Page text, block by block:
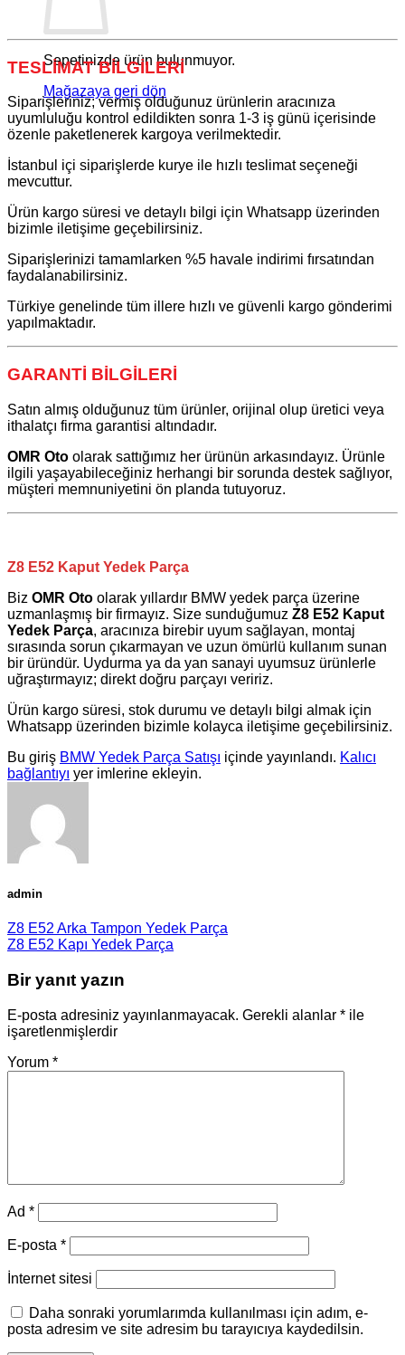
Sepetinizde ürün bulunmuyor.
Mağazaya geri dön
TESLİMAT BİLGİLERİ
Siparişleriniz; vermiş olduğunuz ürünlerin aracınıza
uyumluluğu kontrol edildikten sonra 1-3 iş günü içerisinde
özenle paketlenerek kargoya verilmektedir.
İstanbul içi siparişlerde kurye ile hızlı teslimat seçeneği
mevcuttur.
Ürün kargo süresi ve detaylı bilgi için Whatsapp üzerinden
bizimle iletişime geçebilirsiniz.
Siparişlerinizi tamamlarken %5 havale indirimi fırsatından
faydalanabilirsiniz.
Türkiye genelinde tüm illere hızlı ve güvenli kargo gönderimi
yapılmaktadır.
GARANTİ BİLGİLERİ
Satın almış olduğunuz tüm ürünler, orijinal olup üretici veya
ithalatçı firma garantisi altındadır.
OMR Oto olarak sattığımız her ürünün arkasındayız. Ürünle
ilgili yaşayabileceğiniz herhangi bir sorunda destek sağlıyor,
müşteri memnuniyetini ön planda tutuyoruz.
Z8 E52 Kaput Yedek Parça
Biz OMR Oto olarak yıllardır BMW yedek parça üzerine
uzmanlaşmış bir firmayız. Size sunduğumuz Z8 E52 Kaput
Yedek Parça, aracınıza birebir uyum sağlayan, montaj
sırasında sorun çıkarmayan ve uzun ömürlü kullanım sunan
bir üründür. Uydurma ya da yan sanayi uyumsuz ürünlerle
uğraştırmayız; direkt doğru parçayı veririz.
Ürün kargo süresi, stok durumu ve detaylı bilgi almak için
Whatsapp üzerinden bizimle kolayca iletişime geçebilirsiniz.
Bu giriş BMW Yedek Parça Satışı içinde yayınlandı. Kalıcı
bağlantıyı yer imlerine ekleyin.
admin
Z8 E52 Arka Tampon Yedek Parça
Z8 E52 Kapı Yedek Parça
Bir yanıt yazın
E-posta adresiniz yayınlanmayacak. Gerekli alanlar * ile
işaretlenmişlerdir
Yorum *
Ad *
E-posta *
İnternet sitesi
Daha sonraki yorumlarımda kullanılması için adım, e-
posta adresim ve site adresim bu tarayıcıya kaydedilsin.